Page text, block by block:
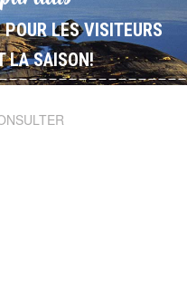
POUR LES VISITEURS
LA SAISON!